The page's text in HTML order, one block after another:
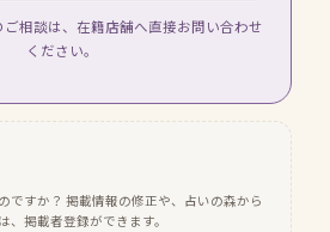
相談は、在籍店舗へ直接お問い合わせ
ください。
ですか？ 掲載情報の修正や、占いの森から
、掲載者登録ができます。